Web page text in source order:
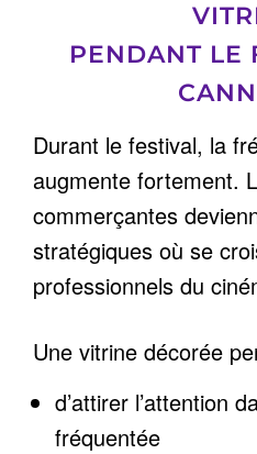
PENDANT LE
Durant le festival, la
augmente fortement.
commerçantes
stratégiques où se
professionnels du
Une vitrine décorée
d’attirer l’attention
fréquentée